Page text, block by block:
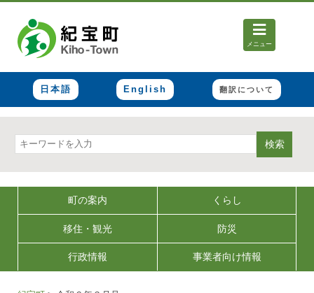
メニュー
日本語 English 翻訳について
検索
町の案内 くらし
移住・観光 防災
行政情報 事業者向け情報